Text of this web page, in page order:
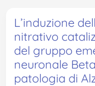
L’induzione
nitrativo
del gruppo
neuronale
patologia di